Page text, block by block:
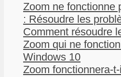
Zoom ne fonctionne
: Résoudre les
Comment résoudre
Zoom qui ne
Windows 10
Zoom fonctionnera-